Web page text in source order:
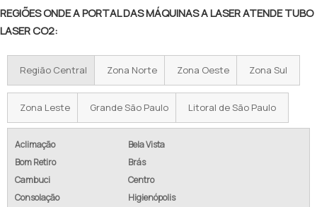
REGIÕES ONDE A PORTAL DAS MÁQUINAS A LASER ATENDE TUBO
LASER CO2:
Região Central Zona Norte Zona Oeste Zona Sul
Zona Leste Grande São Paulo Litoral de São Paulo
Aclimação
Bela Vista
Bom Retiro
Brás
Cambuci
Centro
Consolação
Higienópolis